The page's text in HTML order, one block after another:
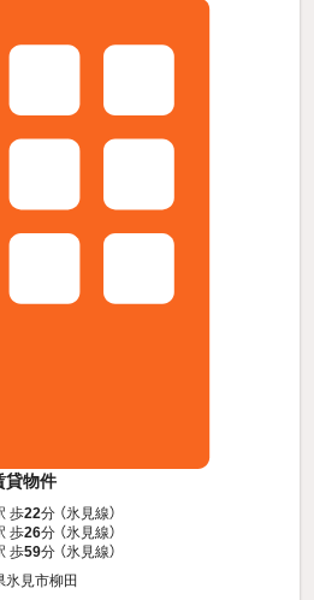
貸物件
歩22分 （氷見線）
歩26分 （氷見線）
歩59分 （氷見線）
氷見市柳田